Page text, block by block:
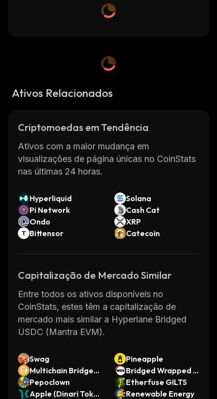
Ativos Relacionados
Criptomoedas em Tendência
Ativos com a maior mudança em
visualizações de página únicas no CoinStats
nas últimas 24 horas.
Hyperliquid
Solana
Pi Network
Cash Cat
Ondo
XRP
Bittensor
Catecoin
Capitalização de Mercado Similar
Entre todos os ativos disponíveis no
CoinStats, estes têm a capitalização de
mercado mais similar a Hyperlane Bridged
USDC (Mantra EVM).
Swag
Pineapple
Multichain Bridged
DAI (Moonriver)
Bridged Wrapped E
ther (Scroll)
Pepoclown
Etherfuse GILTS
Apple (Dinari Token
Renewable Energy